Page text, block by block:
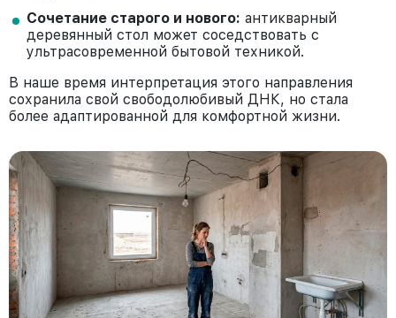
Сочетание старого и нового: антикварный
деревянный стол может соседствовать с
ультрасовременной бытовой техникой.
В наше время интерпретация этого направления
сохранила свой свободолюбивый ДНК, но стала
более адаптированной для комфортной жизни.